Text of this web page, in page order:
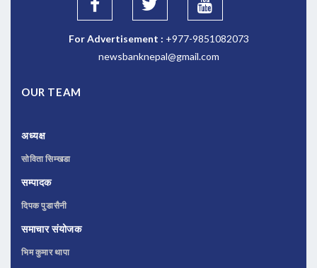
For Advertisement : +977-9851082073
newsbanknepal@gmail.com
OUR TEAM
अध्यक्ष
सोविता सिम्खडा
सम्पादक
दिपक पुडासैनी
समाचार संयोजक
भिम कुमार थापा